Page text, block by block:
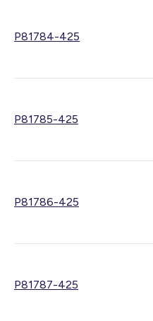
P81784-425
P81785-425
P81786-425
P81787-425